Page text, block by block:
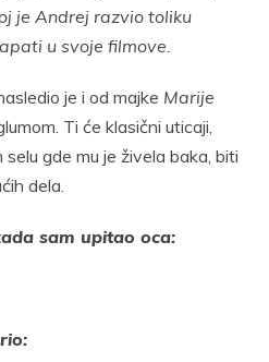
je Andrej razvio toliku
u svoje filmove.
je i od majke Marije
Ti će klasični uticaji,
gde mu je živela baka, biti
dela.
sam upitao oca: